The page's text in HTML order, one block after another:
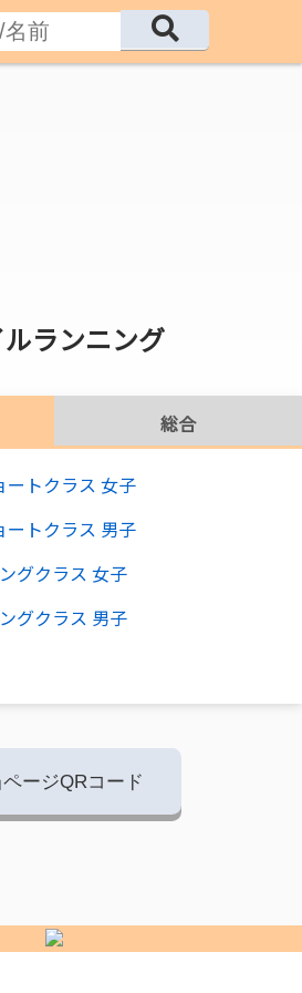
ランニング
総合
ートクラス 女子
ートクラス 男子
グクラス 女子
グクラス 男子
ページQRコード